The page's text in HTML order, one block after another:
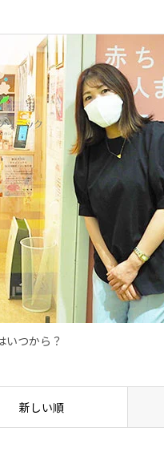
いつから？
新しい順